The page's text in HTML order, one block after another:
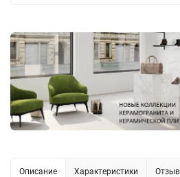
Описание Характеристики